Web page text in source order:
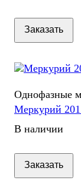
Заказать
Однофазные
Меркурий
В наличии
Заказать